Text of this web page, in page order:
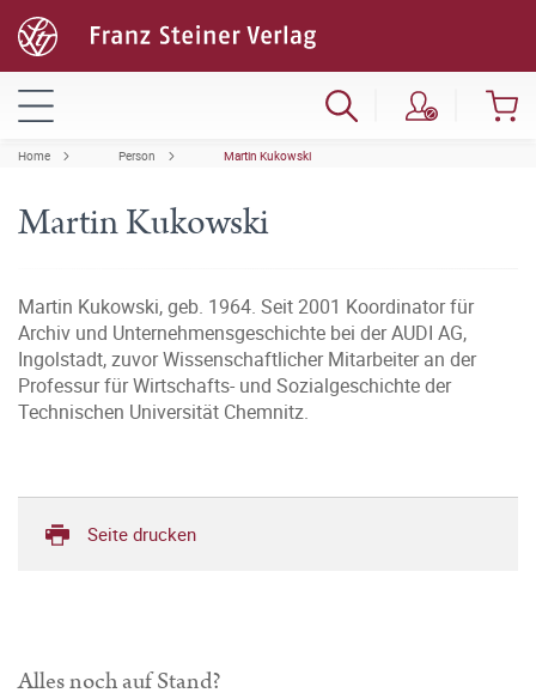
Home Person Martin Kukowski
Martin Kukowski
Martin Kukowski, geb. 1964. Seit 2001 Koordinator für
Archiv und Unternehmensgeschichte bei der AUDI AG,
Ingolstadt, zuvor Wissenschaftlicher Mitarbeiter an der
Professur für Wirtschafts- und Sozialgeschichte der
Technischen Universität Chemnitz.
Seite drucken
Alles noch auf Stand?